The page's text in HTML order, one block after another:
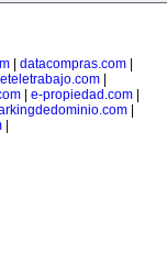
datacompras.com
| e-propiedad.com|
|
|